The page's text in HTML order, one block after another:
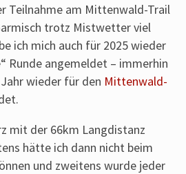
Teilnahme am Mittenwald-Trail
trotz Mistwetter viel
ich mich auch für 2025 wieder
Runde angemeldet – immerhin
wieder für den Mittenwald-
mit der 66km Langdistanz
hätte ich dann nicht beim
und zweitens wurde jeder